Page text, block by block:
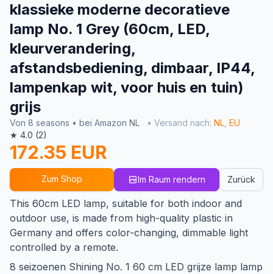
klassieke moderne decoratieve
lamp No. 1 Grey (60cm, LED,
kleurverandering,
afstandsbediening, dimbaar, IP44,
lampenkap wit, voor huis en tuin)
grijs
Von 8 seasons • bei Amazon NL • Versand nach: NL EU
★ 4.0 (2)
172.35 EUR
Zum Shop Im Raum rendern Zurück
This 60cm LED lamp, suitable for both indoor and
outdoor use, is made from high-quality plastic in
Germany and offers color-changing, dimmable light
controlled by a remote.
8 seizoenen Shining No. 1 60 cm LED grijze lamp lamp